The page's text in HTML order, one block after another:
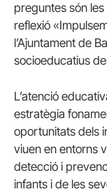
preguntes són
reflexió
l’Ajuntament de
socioeducatius
L’atenció
estratègia
oportunitats dels
viuen en entorns
detecció i
infants i de les